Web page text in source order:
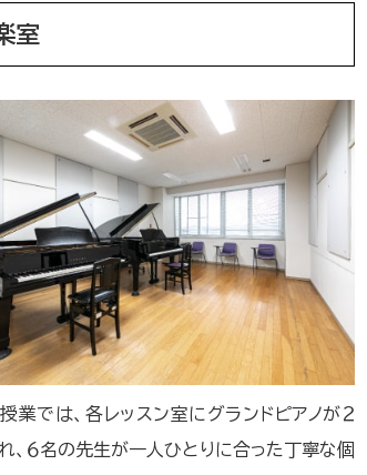
室
授業では、各レッスン室にグランドピアノが２
、６名の先生が一人ひとりに合った丁寧な個